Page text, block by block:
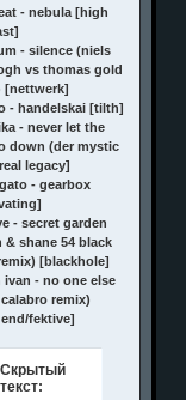
- nebula [high
- silence (niels
vs thomas gold
[nettwerk]
- handelskai [tilth]
- never let the
down (der mystic
legacy]
- gearbox
- secret garden
& shane 54 black
[blackhole]
ivan - no one else
remix)
fektive]
Скрытый
текст: